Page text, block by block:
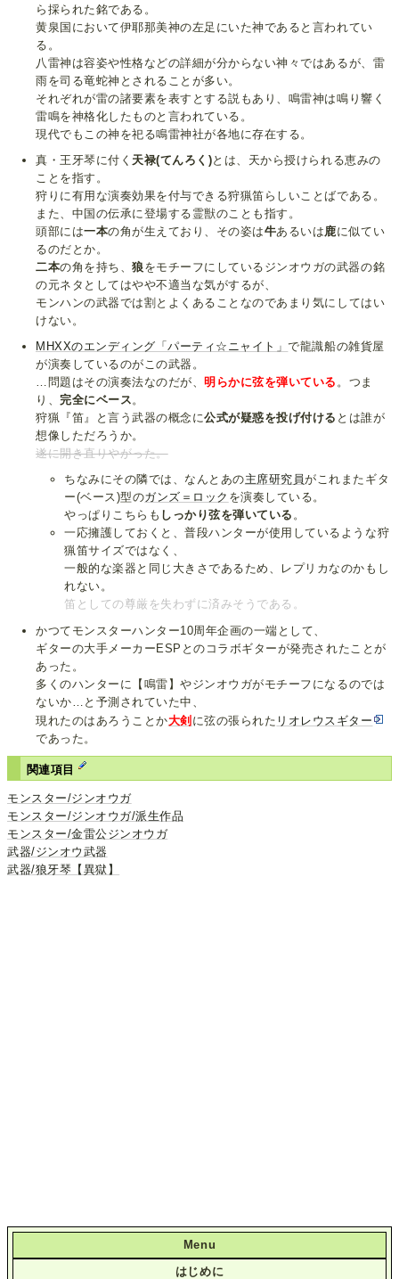
ら採られた銘である。
黄泉国において伊耶那美神の左足にいた神であると言われてい
る。
八雷神は容姿や性格などの詳細が分からない神々ではあるが、雷
雨を司る竜蛇神とされることが多い。
それぞれが雷の諸要素を表すとする説もあり、鳴雷神は鳴り響く
雷鳴を神格化したものと言われている。
現代でもこの神を祀る鳴雷神社が各地に存在する。
真・王牙琴に付く 天禄(てんろく)とは、天から授けられる恵みの
ことを指す。
狩りに有用な演奏効果を付与できる狩猟笛らしいことばである。
また、中国の伝承に登場する霊獣のことも指す。
頭部には一本の角が生えており、その姿は牛あるいは鹿に似てい
るのだとか。
二本の角を持ち、狼をモチーフにしているジンオウガの武器の銘
の元ネタとしてはやや不適当な気がするが、
モンハンの武器では割とよくあることなのであまり気にしてはい
けない。
MHXXのエンディング「パーティ☆ニャイト」で龍識船の雑貨屋
が演奏しているのがこの武器。
…問題はその演奏法なのだが、明らかに弦を弾いている 。つま
り、完全にベース。
狩猟『笛』と言う武器の概念に公式が疑惑を投げ付ける とは誰が
想像しただろうか。
遂に開き直りやがった。
ちなみにその隣では、なんとあの主席研究員がこれまたギタ
ー(ベース)型のガンズ＝ロック を演奏している。
やっぱりこちらも しっかり弦を弾いている 。
一応擁護しておくと、普段ハンターが使用しているような狩
猟笛サイズではなく、
一般的な楽器と同じ大きさであるため、レプリカなのかもし
れない。
笛としての尊厳を失わずに済みそうである。
かつてモンスターハンター10周年企画の一端として、
ギターの大手メーカーESPとのコラボギターが発売されたことが
あった。
多くのハンターに【鳴雷】やジンオウガがモチーフになるのでは
ないか…と予測されていた中、
現れたのはあろうことか大剣 に弦の張られた リオレウスギター
であった。
関連項目
モンスター/ジンオウガ
モンスター/ジンオウガ/派生作品
モンスター/金雷公ジンオウガ
武器/ジンオウ武器
武器/狼牙琴【異獄】
Menu
はじめに